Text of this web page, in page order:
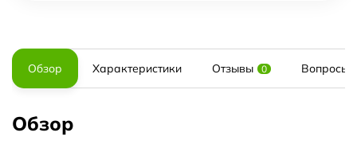
Обзор Характеристики Отзывы 0 Вопросы
Обзор